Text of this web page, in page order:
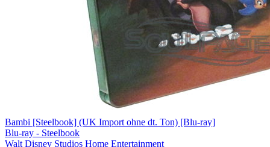
Bambi [Steelbook] (UK Import ohne dt. Ton) [Blu-ray]
Blu-ray - Steelbook
Walt Disney Studios Home Entertainment